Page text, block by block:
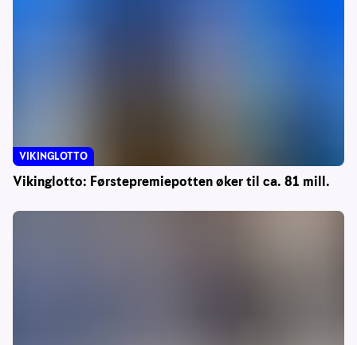
Vikinglotto: Førstepremiepotten øker til ca. 81 mill.
VIKINGLOTTO